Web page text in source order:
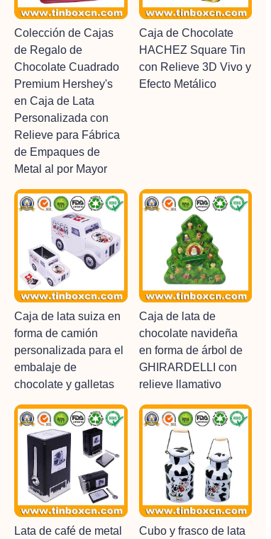
Colección de Cajas
de Regalo de
Chocolate Cuadrado
Premium Hershey's
en Caja de Lata
Personalizada con
Relieve para Fábrica
de Empaques de
Metal al por Mayor
Caja de Chocolate
HACHEZ Square Tin
con Relieve 3D Vivo y
Efecto Metálico
Caja de lata suiza en
forma de camión
personalizada para el
embalaje de
chocolate y galletas
Caja de lata de
chocolate navideña
en forma de árbol de
GHIRARDELLI con
relieve llamativo
Lata de café de metal
Cubo y frasco de lata